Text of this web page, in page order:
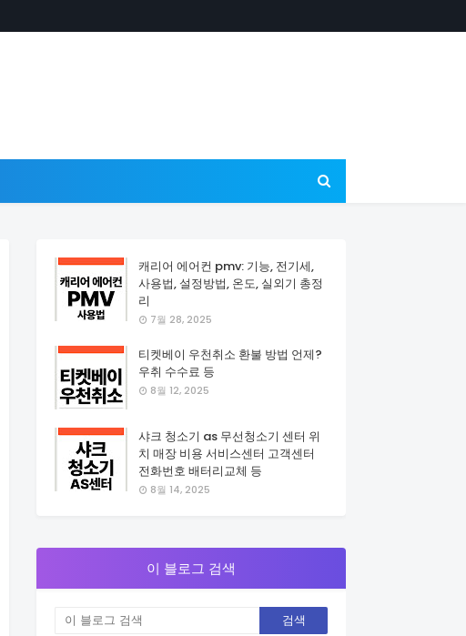
캐리어 에어컨 pmv: 기능, 전기세,
사용법, 설정방법, 온도, 실외기 총정
리
7월 28, 2025
티켓베이 우천취소 환불 방법 언제?
우취 수수료 등
8월 12, 2025
샤크 청소기 as 무선청소기 센터 위
치 매장 비용 서비스센터 고객센터
전화번호 배터리교체 등
8월 14, 2025
이 블로그 검색